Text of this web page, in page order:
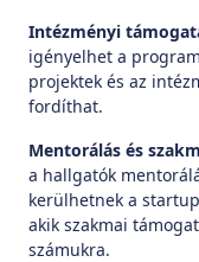
Intézményi
igényelhet a
projektek és az
fordíthat.
Mentorálás és
a hallgatók
kerülhetnek a
akik szakmai
számukra.